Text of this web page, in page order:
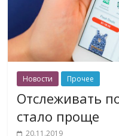
Новости Прочее
Отслеживать
стало проще
20.11.2019